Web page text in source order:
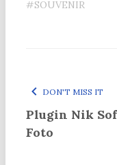
#SOUVENIR
DON'T MISS IT
Plugin Nik
Foto